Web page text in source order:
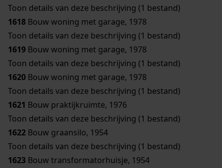
Toon details van deze beschrijving (1 bestand)
1618 Bouw woning met garage, 1978
Toon details van deze beschrijving (1 bestand)
1619 Bouw woning met garage, 1978
Toon details van deze beschrijving (1 bestand)
1620 Bouw woning met garage, 1978
Toon details van deze beschrijving (1 bestand)
1621 Bouw praktijkruimte, 1976
Toon details van deze beschrijving (1 bestand)
1622 Bouw graansilo, 1954
Toon details van deze beschrijving (1 bestand)
1623 Bouw transformatorhuisje, 1954